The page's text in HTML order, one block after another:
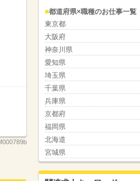
都道府県×職種のお仕事一覧
東京都
大阪府
神奈川県
愛知県
埼玉県
千葉県
兵庫県
京都府
福岡県
北海道
宮城県